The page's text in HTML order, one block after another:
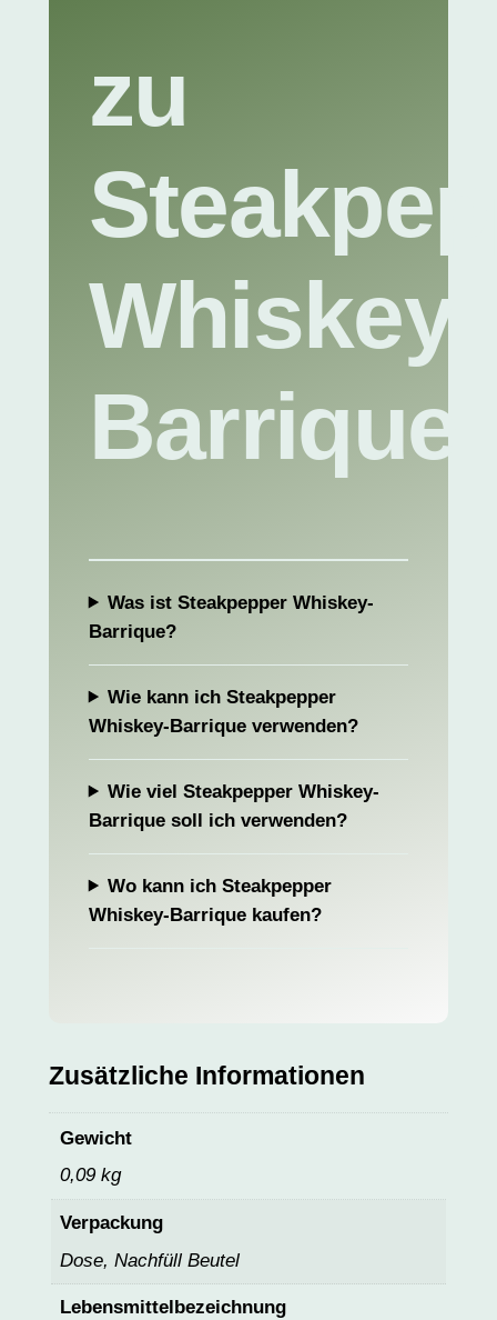
zu
Whiskey-
Barrique
Was ist Steakpepper Whiskey-
Barrique?
Wie kann ich Steakpepper
Whiskey-Barrique verwenden?
Wie viel Steakpepper Whiskey-
Barrique soll ich verwenden?
Wo kann ich Steakpepper
Whiskey-Barrique kaufen?
Zusätzliche Informationen
Gewicht
0,09 kg
Verpackung
Dose, Nachfüll Beutel
Lebensmittelbezeichnung